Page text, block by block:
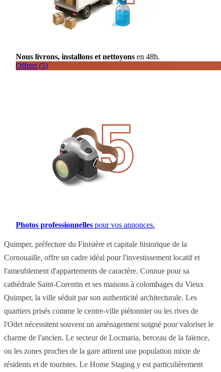
Nous livrons, installons et nettoyons en 48h.
Offrert (5)
Photos professionnelles pour vos annonces.
Quimper, préfecture du Finistère et capitale historique de la
Cornouaille, offre un cadre idéal pour l'investissement locatif et
l'ameublement d'appartements de caractère. Connue pour sa
cathédrale Saint-Corentin et ses maisons à colombages du Vieux
Quimper, la ville séduit par son authenticité architecturale. Les
quartiers prisés comme le centre-ville piétonnier ou les rives de
l'Odet nécessitent souvent un aménagement soigné pour valoriser le
charme de l'ancien. Le secteur de Locmaria, berceau de la faïence,
ou les zones proches de la gare attirent une population mixte de
résidents et de touristes. Le Home Staging y est particulièrement